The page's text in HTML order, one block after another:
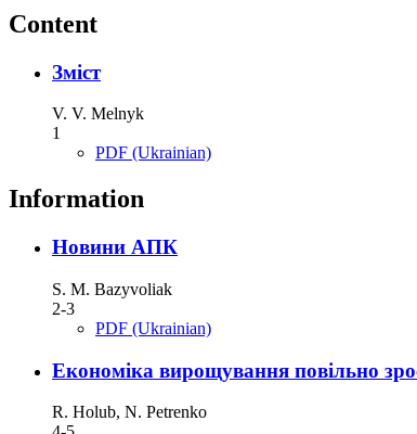
Content
Зміст
V. V. Melnyk
1
PDF (Ukrainian)
Information
Новини АПК
S. M. Bazyvoliak
2-3
PDF (Ukrainian)
Економіка вирощування повільно
R. Holub, N. Petrenko